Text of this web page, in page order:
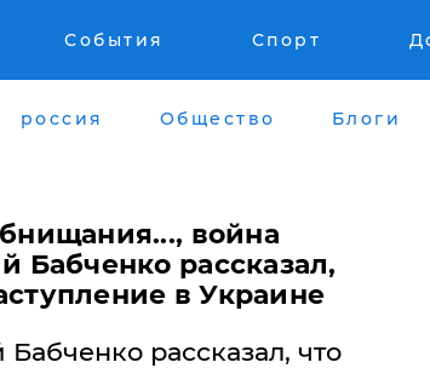
События Спорт
россия Общество Блоги
война
Бабченко рассказал,
в Украине
рассказал, что